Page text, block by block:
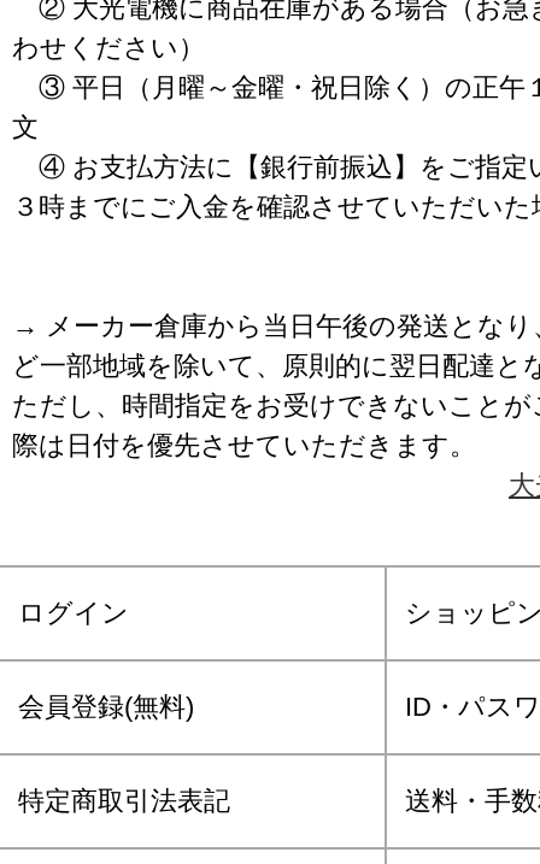
② 大光電機に商品在庫がある場合（お急
わせください）
③ 平日（月曜～金曜・祝日除く）の正午
文
④ お支払方法に【銀行前振込】をご指定
３時までにご入金を確認させていただいた
→ メーカー倉庫から当日午後の発送となり
ど一部地域を除いて、原則的に翌日配達と
ただし、時間指定をお受けできないこと
際は日付を優先させていただきます。
ログイン ショッピ
会員登録(無料) ID・パス
特定商取引法表記 送料・手